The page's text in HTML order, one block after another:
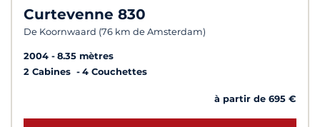
Curtevenne 830
De Koornwaard (76 km de Amsterdam)
2004
8.35 mètres
2 Cabines
4 Couchettes
à partir de 695 €